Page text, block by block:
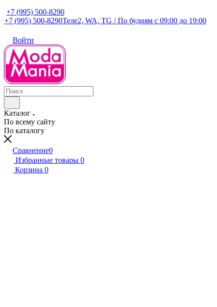
+7 (995) 500-8290
+7 (995) 500-8290Теле2, WA, TG / По будням c 09:00 до 19:00
Войти
Каталог
По всему сайту
По каталогу
Сравнение0
Избранные товары 0
Корзина 0